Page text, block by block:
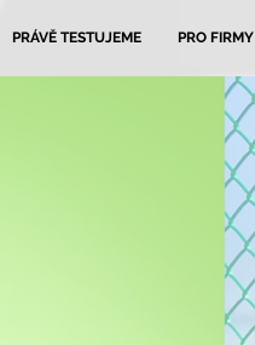
PRÁVĚ TESTUJEME PRO FIRMY